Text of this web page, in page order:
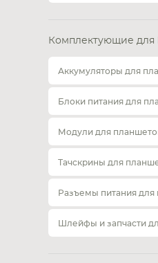
Комплектующие для
Аккумуляторы для
Блоки питания для
Модули для
Тачскрины для
Разъемы питания для
Шлейфы и запчасти